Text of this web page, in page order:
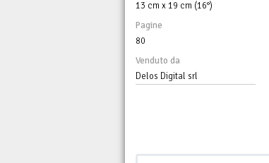
13 cm x 19 cm (16°)
Pagine
80
Venduto da
Delos Digital srl